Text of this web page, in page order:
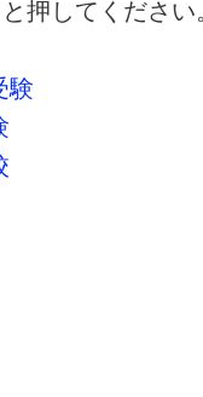
押してください
験